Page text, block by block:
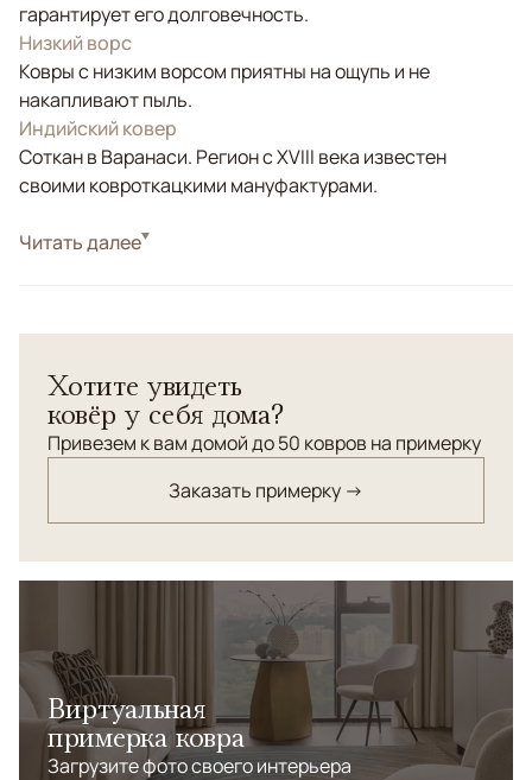
гарантирует его долговечность.
Низкий ворс
Ковры с низким ворсом приятны на ощупь и не
накапливают пыль.
Индийский ковер
Соткан в Варанаси. Регион с XVIII века известен
своими ковроткацкими мануфактурами.
СтильСовременные
Читать далее
Хотите увидеть
ковёр у себя дома?
Привезем к вам домой до 50 ковров на примерку
Заказать примерку →
Виртуальная
примерка ковра
Загрузите фото своего интерьера